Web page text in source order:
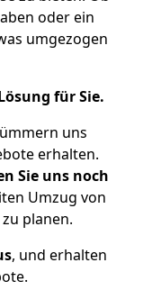
oder ein
umgezogen
für Sie.
uns
erhalten.
Sie uns noch
Umzug von
planen.
, und erhalten